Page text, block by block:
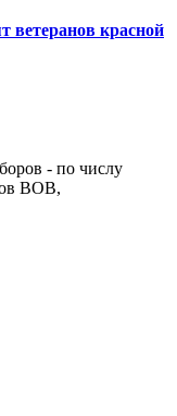
ветеранов красной
- по числу
ВОВ,